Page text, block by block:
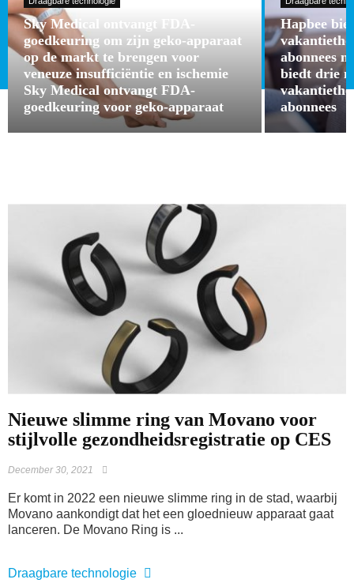
Sky Medical ontvangt FDA-
goedkeuring om zijn geko-apparaat
op de markt te brengen voor
veneuze insufficiëntie en ischemie
Sky Medical ontvangt FDA-
goedkeuring voor geko-apparaat
Hapbee
abonnees
biedt drie
abonnees
Nieuwe slimme ring van Movano voor
stijlvolle gezondheidsregistratie op CES
December 30, 2021
Er komt in 2022 een nieuwe slimme ring in de stad, waarbij
Movano aankondigt dat het een gloednieuw apparaat gaat
lanceren. De Movano Ring is ...
Draagbare technologie